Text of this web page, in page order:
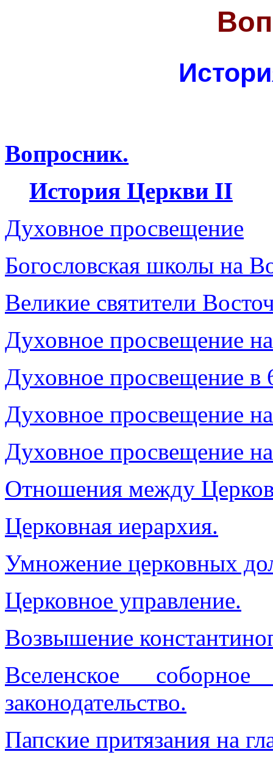
Вопросник.
История Церкви II
Духовное просвещение
Богословская школы на
Великие святители
Духовное просвещение
Духовное просвещение в
Духовное просвещение
Духовное просвещение
Отношения между
Церковная иерархия.
Умножение церковных
Церковное управление.
Возвышение
Вселенское
законодательство.
Папские притязания на